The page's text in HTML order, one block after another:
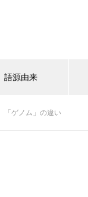
語源由来
「ゲノム」の違い